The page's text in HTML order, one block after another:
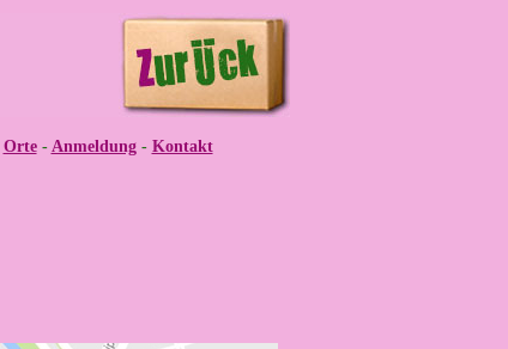
Orte- Anmeldung- Kontakt